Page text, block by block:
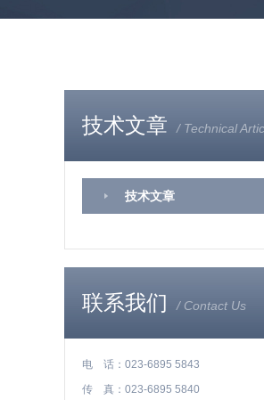
技术文章 / Technical
技术文章
联系我们 / Contact Us
电 话：023-6895 5843
传 真：023-6895 5840